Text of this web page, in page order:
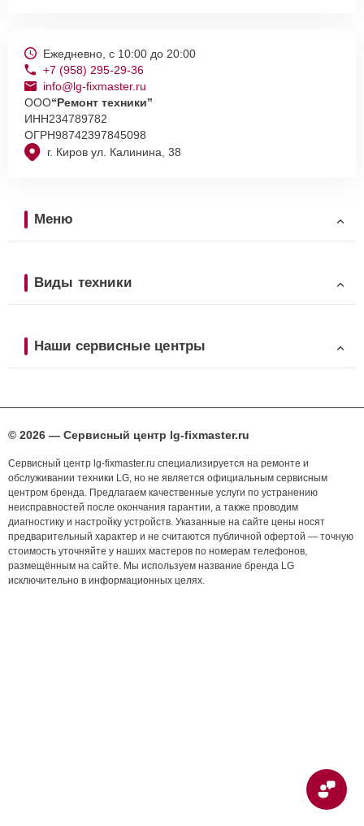
г. Киров ул. Калинина, 38
Ежедневно, с 10:00 до 20:00
+7 (958) 295-29-36
info@lg-fixmaster.ru
ООО“Ремонт техники”
ИНН234789782
ОГРН98742397845098
Меню
Виды техники
Наши сервисные центры
© 2026 — Сервисный центр lg-fixmaster.ru
Сервисный центр lg-fixmaster.ru специализируется на ремонте и
обслуживании техники LG, но не является официальным сервисным
центром бренда. Предлагаем качественные услуги по устранению
неисправностей после окончания гарантии, а также проводим
диагностику и настройку устройств. Указанные на сайте цены носят
предварительный характер и не считаются публичной офертой — точную
стоимость уточняйте у наших мастеров по номерам телефонов,
размещённым на сайте. Мы используем название бренда LG
исключительно в информационных целях.